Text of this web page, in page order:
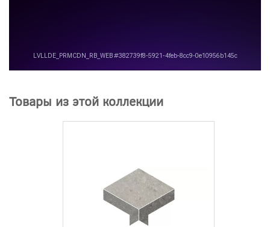
Товары из этой коллекции